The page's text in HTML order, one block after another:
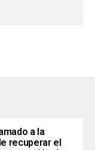
a la
recuperar el